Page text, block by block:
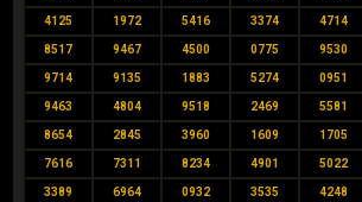
4125 1972 5416 3374 4714
8517 9467 4500 0775 9530
9714 9135 1883 5274 0951
9463 4804 9518 2469 5581
8654 2845 3960 1609 1705
7616 7311 8234 4901 5022
3389 6964 0932 3535 4248